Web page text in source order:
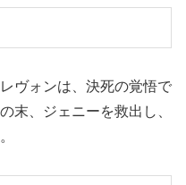
ヴォンは、決死の覚悟で
末、ジェニーを救出し、